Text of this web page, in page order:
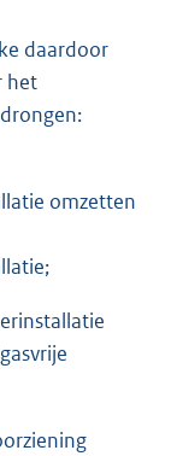
daardoor
het
omzetten